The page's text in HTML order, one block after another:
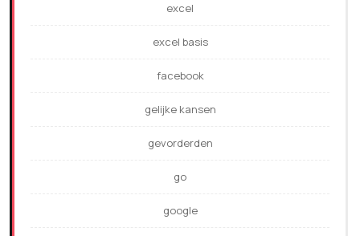
excel
excel basis
facebook
gelijke kansen
gevorderden
go
google